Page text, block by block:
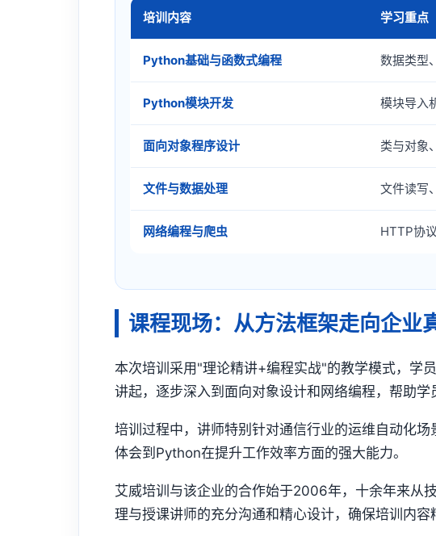
培训内容 学习重点
Python基础与函数式编程 数据类型
Python模块开发 模块导入
面向对象程序设计 类与对象
文件与数据处理 文件读写
网络编程与爬虫 HTTP协
课程现场：从方法框架走向企业
本次培训采用"理论精讲+编程实战"的教学模式，学
讲起，逐步深入到面向对象设计和网络编程，帮助学
培训过程中，讲师特别针对通信行业的运维自动化
体会到Python在提升工作效率方面的强大能力。
艾威培训与该企业的合作始于2006年，十余年来从
理与授课讲师的充分沟通和精心设计，确保培训内容